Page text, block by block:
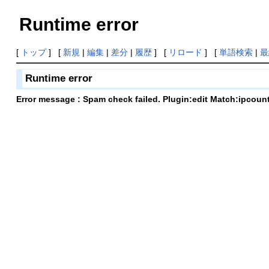
Runtime error
[ トップ] [ 新規 | 編集| 差分| 履歴] [ リロード ] [ 単語検索|
Runtime error
Error message : Spam check failed. Plugin:edit